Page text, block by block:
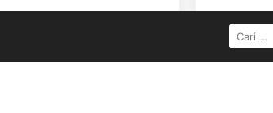
CARI
UNTUK: